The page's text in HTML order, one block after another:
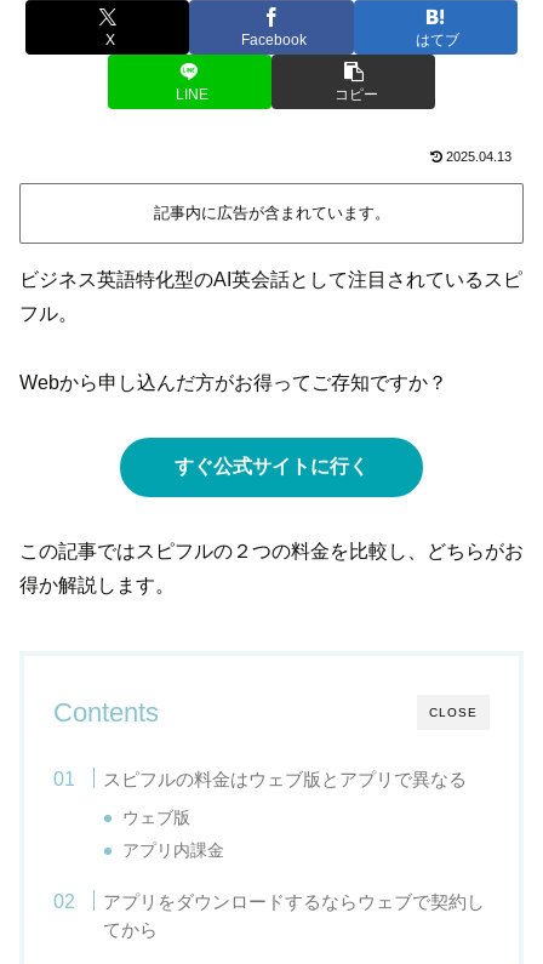
X Facebook はてブ
LINE コピー
2025.04.13
記事内に広告が含まれています。
ビジネス英語特化型のAI英会話として注目されているスピ
フル。
Webから申し込んだ方がお得ってご存知ですか？
すぐ公式サイトに行く
この記事ではスピフルの２つの料金を比較し、どちらがお
得か解説します。
CLOSE
Contents
スピフルの料金はウェブ版とアプリで異なる
ウェブ版
アプリ内課金
アプリをダウンロードするならウェブで契約し
てから